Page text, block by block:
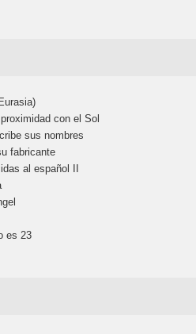
con el Sol
sus nombres
fabricante
al español II
es 23